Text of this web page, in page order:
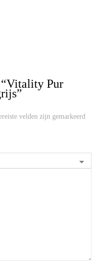
Pur
velden zijn gemarkeerd